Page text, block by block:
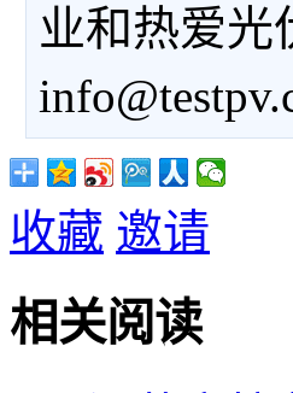
业和热爱光
收藏 邀请
相关阅读